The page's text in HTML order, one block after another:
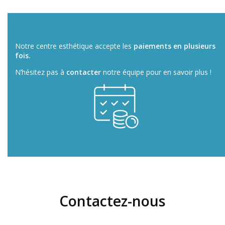
Notre centre esthétique accepte les paiements en plusieurs
fois.
N’hésitez pas à contacter notre équipe pour en savoir plus !
Contactez-nous